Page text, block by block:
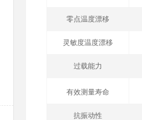
零点温度漂移
灵敏度温度漂移
过载能力
有效测量寿命
抗振动性